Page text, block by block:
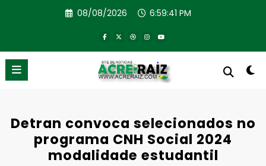
08/08/2026 6:59:42 PM
Detran convoca selecionados no
programa CNH Social 2024
modalidade estudantil